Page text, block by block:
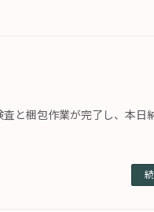
と梱包作業が完了し、本日